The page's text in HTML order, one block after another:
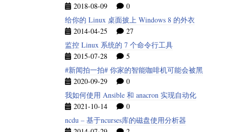
2018-08-09
0
给你的 Linux 桌面披上 Windows 8 的外衣
2014-04-25
27
监控 Linux 系统的 7 个命令行工具
2015-07-28
5
#新闻拍一拍# 你家的智能咖啡机可能会被黑
2020-09-29
0
我如何使用 Ansible 和 anacron 实现自动化
2021-10-14
0
ncdu – 基于ncurses库的磁盘使用分析器